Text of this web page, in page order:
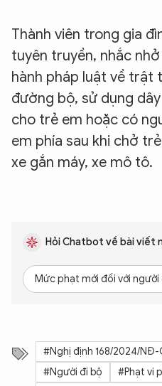
Thành viên trong gia
tuyên truyền, nhắc
hành pháp luật về trật
đường bộ, sử dụng
cho trẻ em hoặc có
em phía sau khi chở
xe gắn máy, xe mô tô.
Hỏi Chatbot về bài viết
Mức phạt mới đối với
#Nghị định 168/2024/NĐ-
#Người đi bộ
#Phạt vi